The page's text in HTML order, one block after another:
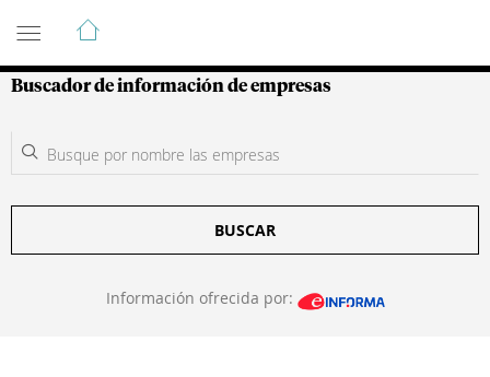
Guía de Empresas Colombianas
Buscador de información de empresas
BUSCAR
Información ofrecida por: